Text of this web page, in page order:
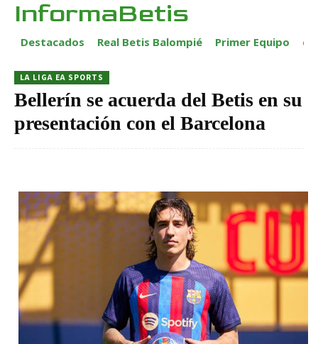
InformaBetis
Destacados Real Betis Balompié Primer Equipo
LA LIGA EA SPORTS
Bellerín se acuerda del Betis en su
presentación con el Barcelona